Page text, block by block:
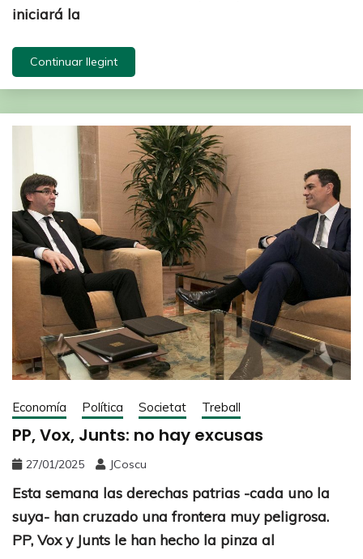
iniciará la
Continuar llegint
Economía Política Societat Treball
PP, Vox, Junts: no hay excusas
27/01/2025 JCoscu
Esta semana las derechas patrias -cada uno la
suya- han cruzado una frontera muy peligrosa.
PP, Vox y Junts le han hecho la pinza al